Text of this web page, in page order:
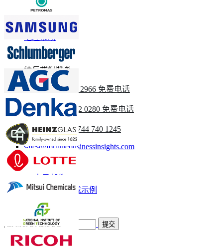
相关报道
土工布市场
土工合成市场
请与我们联系
美国+1 833 909 2966 免费电话
英国 +44 808 502 0280 免费电话
(亚太地区) +91 744 740 1245
sales@fortunebusinessinsights.com
称呼
下载示例
订阅新闻通讯
提交
信任在线